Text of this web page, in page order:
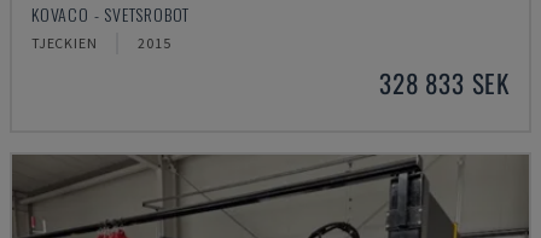
KOVACO - SVETSROBOT
TJECKIEN 2015
328 833 SEK